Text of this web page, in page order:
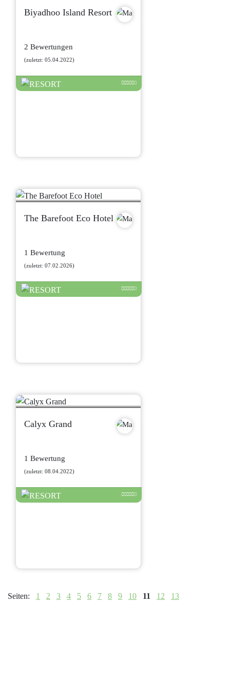
Biyadhoo Island Resort
2 Bewertungen
(zuletzt: 05.04.2022)
The Barefoot Eco Hotel
1 Bewertung
(zuletzt: 07.02.2026)
Calyx Grand
1 Bewertung
(zuletzt: 08.04.2022)
Seiten: 1 2 3 4 5 6 7 8 9 10 11 12 13